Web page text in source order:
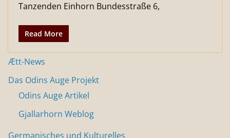
Tanzenden Einhorn Bundesstraße 6,
Read More
Ætt-News
Das Odins Auge Projekt
Odins Auge Artikel
Gjallarhorn Weblog
Germanisches und Kulturelles